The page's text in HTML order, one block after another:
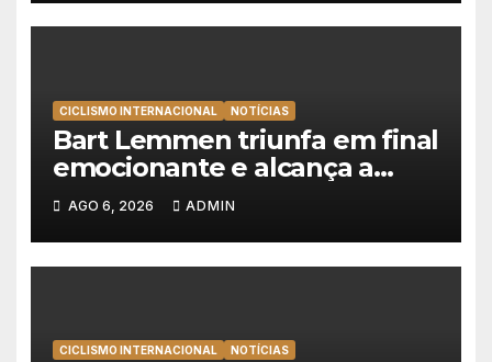
CICLISMO INTERNACIONAL NOTÍCIAS
Bart Lemmen triunfa em final
emocionante e alcança a
primeira vitória da carreira na
Volta à Polónia
AGO 6, 2026 ADMIN
CICLISMO INTERNACIONAL NOTÍCIAS